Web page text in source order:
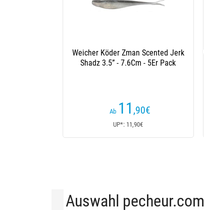
Gummifisch Megabass Giant Super X-
Layer - 5Er Pack
19€ 12,90
UP*: 20,70€
Auswahl pecheur.com